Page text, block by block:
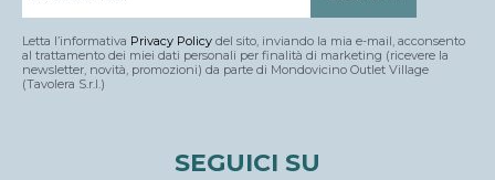
Letta l’informativa Privacy Policy del sito, inviando la mia e-mail, acconsento
al trattamento dei miei dati personali per finalità di marketing (ricevere la
newsletter, novità, promozioni) da parte di Mondovicino Outlet Village
(Tavolera S.r.l.)
SEGUICI SU